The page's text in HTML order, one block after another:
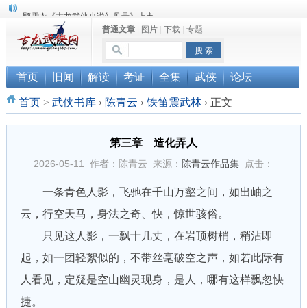
顾雪衣《古龙武侠小说知见录》上市
“武侠书库”查缺补漏活动圆满结束
《古龙小说原貌探究》修订版已上市
普通文章| 图片| 下载| 专题
首页 旧闻 解读 考证 全集 武侠 论坛
首页> 武侠书库 › 陈青云 › 铁笛震武林 ›正文
第三章 造化弄人
2026-05-11 作者：陈青云 来源： 陈青云作品集点击：
一条青色人影，飞驰在千山万壑之间，如出岫之
云，行空天马，身法之奇、快，惊世骇俗。
只见这人影，一飘十几丈，在岩顶树梢，稍沾即
起，如一团轻絮似的，不带丝毫破空之声，如若此际有
人看见，定疑是空山幽灵现身，是人，哪有这样飘忽快
捷。